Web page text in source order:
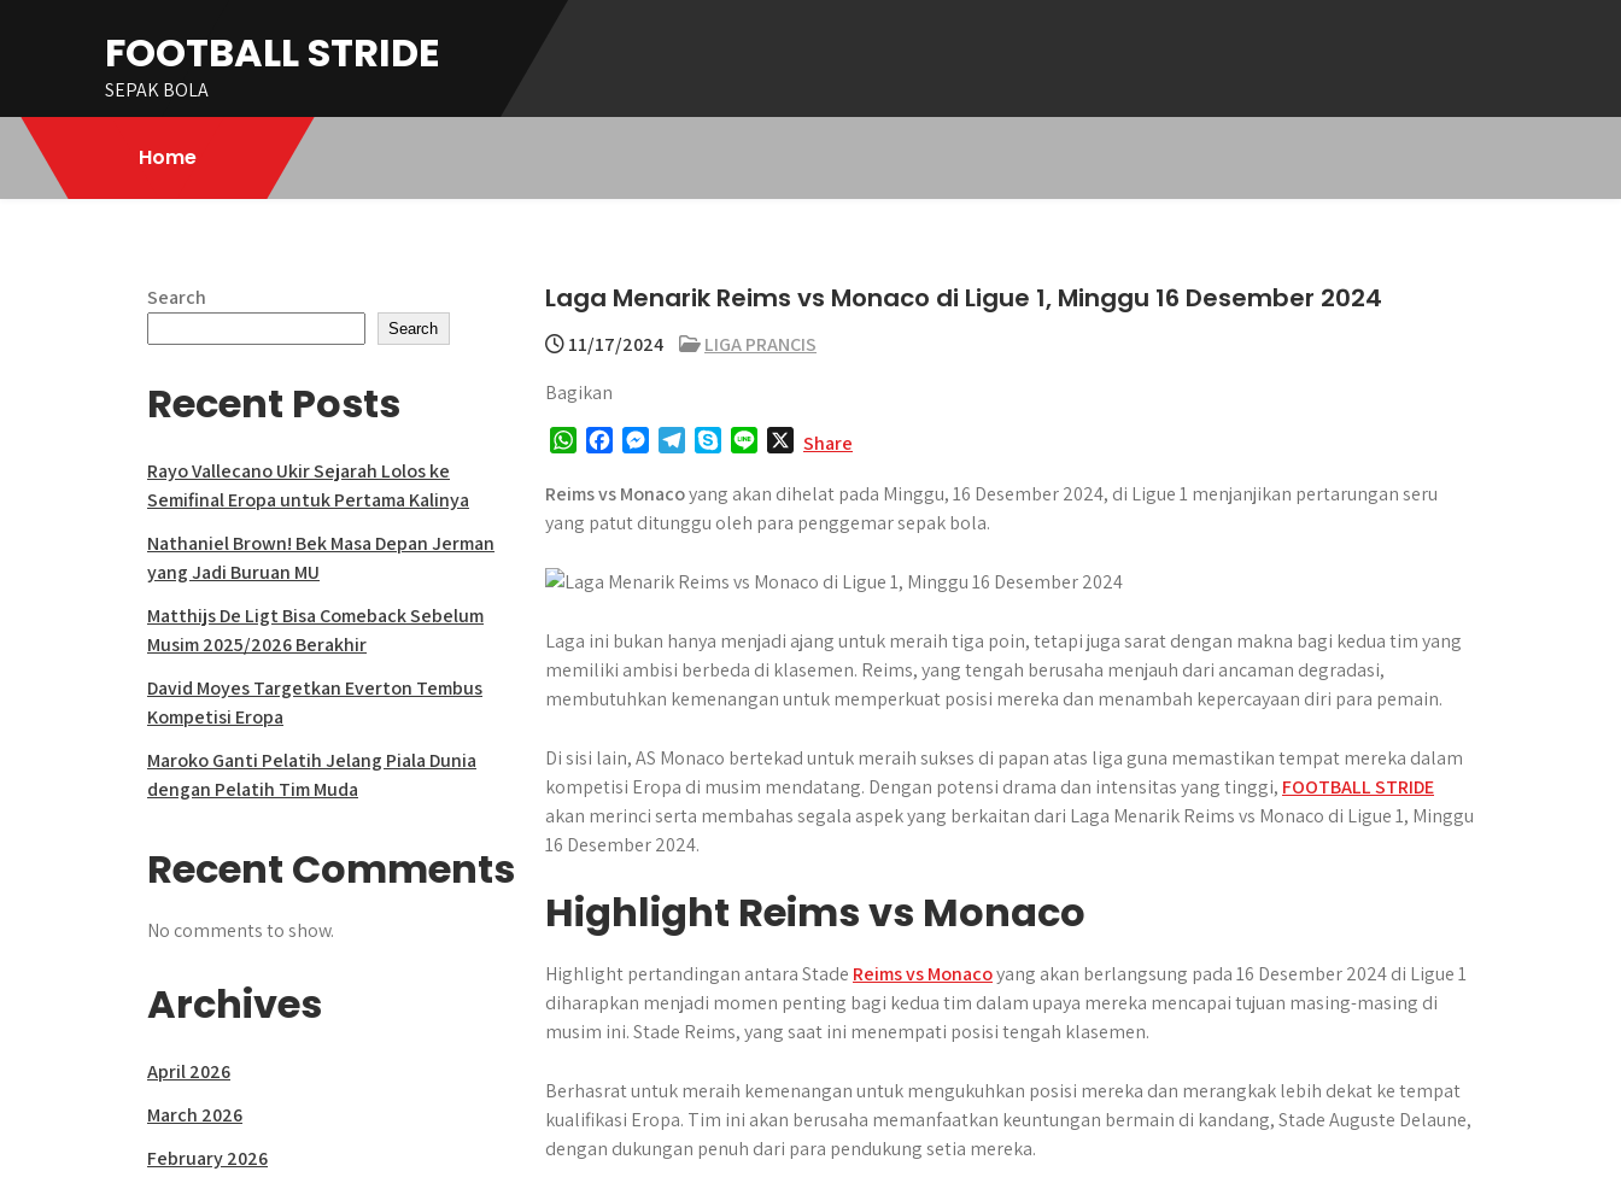
FOOTBALL STRIDE
SEPAK BOLA
Home
Laga Menarik Reims vs Monaco di Ligue 1, Minggu 16 Desember 2024
11/17/2024
LIGA PRANCIS
Bagikan
W
a
t
p
c
e
o
s
s
r
l
e
r
y
p
n
e
Share
Reims vs Monacoyang akan dihelat pada Minggu, 16 Desember 2024, di Ligue 1 menjanjikan pertarungan seru
yang patut ditunggu oleh para penggemar sepak bola.​
Laga ini bukan hanya menjadi ajang untuk meraih tiga poin, tetapi juga sarat dengan makna bagi kedua tim yang
memiliki ambisi berbeda di klasemen. Reims, yang tengah berusaha menjauh dari ancaman degradasi,
membutuhkan kemenangan untuk memperkuat posisi mereka dan menambah kepercayaan diri para pemain.
Di sisi lain, AS Monaco bertekad untuk meraih sukses di papan atas liga guna memastikan tempat mereka dalam
kompetisi Eropa di musim mendatang. Dengan potensi drama dan intensitas yang tinggi, FOOTBALL STRIDE
akan merinci serta membahas segala aspek yang berkaitan dari Laga Menarik Reims vs Monaco di Ligue 1, Minggu
16 Desember 2024.
Highlight Reims vs Monaco
Highlight pertandingan antara Stade Reims vs Monacoyang akan berlangsung pada 16 Desember 2024 di Ligue 1
diharapkan menjadi momen penting bagi kedua tim dalam upaya mereka mencapai tujuan masing-masing di
musim ini. Stade Reims, yang saat ini menempati posisi tengah klasemen.
Berhasrat untuk meraih kemenangan untuk mengukuhkan posisi mereka dan merangkak lebih dekat ke tempat
kualifikasi Eropa. Tim ini akan berusaha memanfaatkan keuntungan bermain di kandang, Stade Auguste Delaune,
dengan dukungan penuh dari para pendukung setia mereka.
Search
Search
Recent Posts
Rayo Vallecano Ukir Sejarah Lolos ke
Semifinal Eropa untuk Pertama Kalinya
Nathaniel Brown! Bek Masa Depan Jerman
yang Jadi Buruan MU
Matthijs De Ligt Bisa Comeback Sebelum
Musim 2025/2026 Berakhir
David Moyes Targetkan Everton Tembus
Kompetisi Eropa
Maroko Ganti Pelatih Jelang Piala Dunia
dengan Pelatih Tim Muda
Recent Comments
No comments to show.
Archives
April 2026
March 2026
February 2026